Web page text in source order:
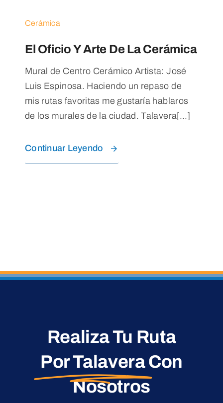
Cerámica
El Oficio Y Arte De La Cerámica
Mural de Centro Cerámico Artista: José
Luis Espinosa. Haciendo un repaso de
mis rutas favoritas me gustaría hablaros
de los murales de la ciudad. Talavera[...]
Continuar Leyendo
Realiza Tu Ruta
Por TalaveraCon
Nosotros